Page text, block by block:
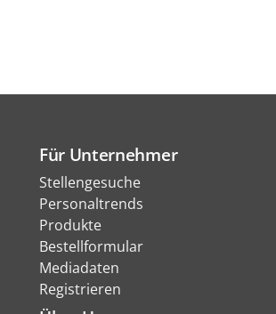
Für Unternehmer
Stellengesuche
Personaltrends
Produkte
Bestellformular
Mediadaten
Registrieren